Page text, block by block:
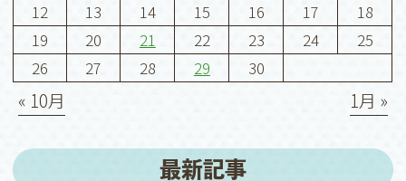
12
13 14 15 16 17
18
19
20 21 22 23 24
25
26
27 28 29 30
« 10月 1月 »
最新記事